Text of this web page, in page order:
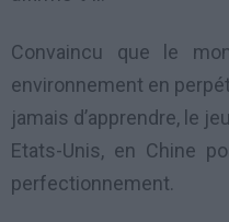
Convaincu que le
environnement en
jamais d’apprendre, le
Etats-Unis, en Chine
perfectionnement.